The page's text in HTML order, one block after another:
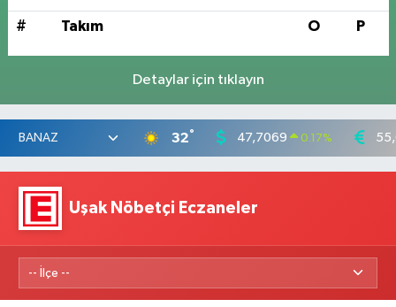
# Takım O P
Detaylar için tıklayın
32° 47,7069 0.17%
Uşak Nöbetçi Eczaneler